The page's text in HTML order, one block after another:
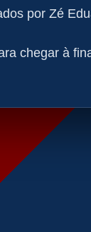
por Zé
chegar à